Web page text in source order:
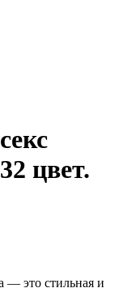
цвет.
— это стильная и